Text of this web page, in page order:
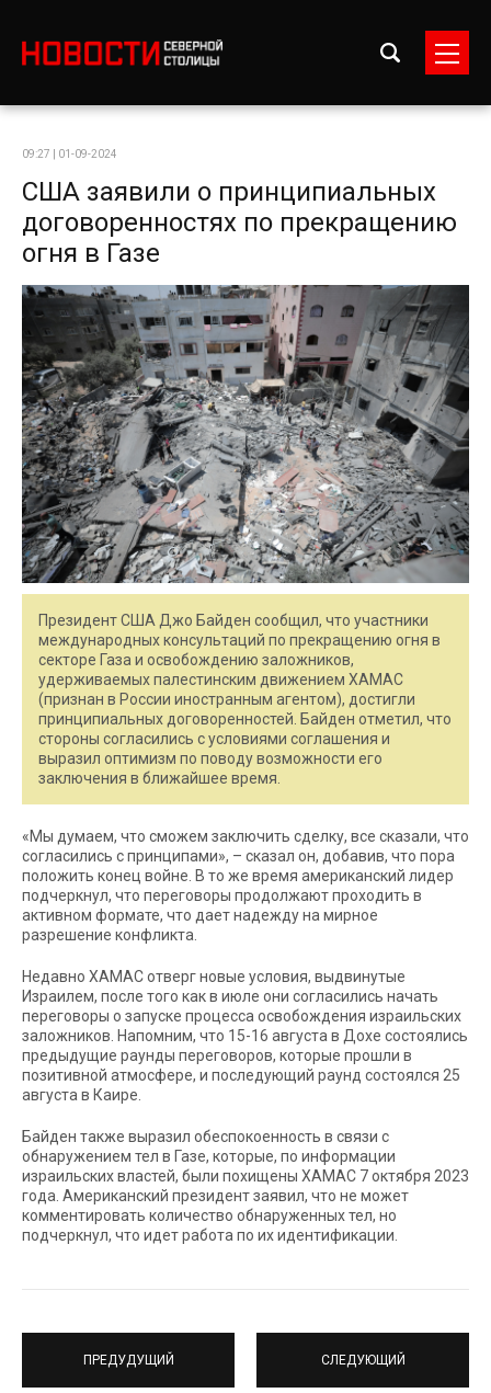
09:27 | 01-09-2024
США заявили о принципиальных
договоренностях по прекращению
огня в Газе
Президент США Джо Байден сообщил, что участники
международных консультаций по прекращению огня в
секторе Газа и освобождению заложников,
удерживаемых палестинским движением ХАМАС
(признан в России иностранным агентом), достигли
принципиальных договоренностей. Байден отметил, что
стороны согласились с условиями соглашения и
выразил оптимизм по поводу возможности его
заключения в ближайшее время.
«Мы думаем, что сможем заключить сделку, все сказали, что
согласились с принципами», – сказал он, добавив, что пора
положить конец войне. В то же время американский лидер
подчеркнул, что переговоры продолжают проходить в
активном формате, что дает надежду на мирное
разрешение конфликта.
Недавно ХАМАС отверг новые условия, выдвинутые
Израилем, после того как в июле они согласились начать
переговоры о запуске процесса освобождения израильских
заложников. Напомним, что 15-16 августа в Дохе состоялись
предыдущие раунды переговоров, которые прошли в
позитивной атмосфере, и последующий раунд состоялся 25
августа в Каире.
Байден также выразил обеспокоенность в связи с
обнаружением тел в Газе, которые, по информации
израильских властей, были похищены ХАМАС 7 октября 2023
года. Американский президент заявил, что не может
комментировать количество обнаруженных тел, но
подчеркнул, что идет работа по их идентификации.
ПРЕДУДУЩИЙ СЛЕДУЮЩИЙ